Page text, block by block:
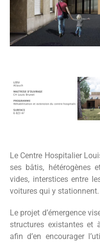
Le Centre Hospitalier
ses bâtis, hétérogènes
vides, interstices entre
voitures qui y stationnent.
Le projet d’émergence
structures existantes et
afin d’en encourager